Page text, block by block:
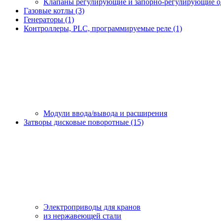
Клапаны регулирующие и запорно-регулирующие
Газовые котлы (3)
Генераторы (1)
Контроллеры, PLС, программируемые реле (1)
Модули ввода/вывода и расширения
Затворы дисковые поворотные (15)
Электроприводы для кранов
из нержавеющей стали